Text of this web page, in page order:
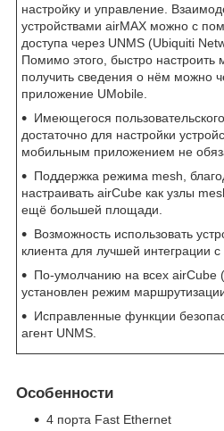
настройку и управление.
устройствами airMAX можно с
доступа через UNMS (Ubiquiti
Помимо этого, быстро настроить
получить сведения о нём можно
приложение UMobile.
Имеющегося
достаточно для настройки
мобильным приложением не
Поддержка режима mesh,
настраивать airCube как узлы
ещё большей площади.
Возможность использовать
клиента для лучшей интеграции с
По-умолчанию на всех airCube
установлен режим
Исправленные функции
агент UNMS.
Особенности
4 порта Fast Ethernet